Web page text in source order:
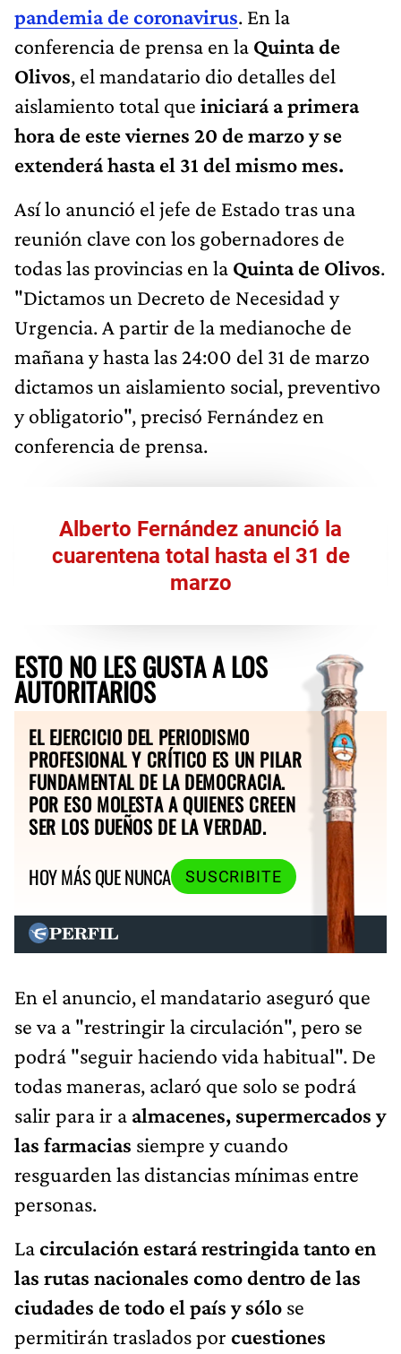
pandemia de coronavirus. En la
conferencia de prensa en la Quinta de
Olivos, el mandatario dio detalles del
aislamiento total que iniciará a primera
hora de este viernes 20 de marzo y se
extenderá hasta el 31 del mismo mes.
Así lo anunció el jefe de Estado tras una
reunión clave con los gobernadores de
todas las provincias en la Quinta de Olivos.
"Dictamos un Decreto de Necesidad y
Urgencia. A partir de la medianoche de
mañana y hasta las 24:00 del 31 de marzo
dictamos un aislamiento social, preventivo
y obligatorio", precisó Fernández en
conferencia de prensa.
Alberto Fernández anunció la
cuarentena total hasta el 31 de
marzo
ESTO NO LES GUSTA A LOS
AUTORITARIOS
EL EJERCICIO DEL PERIODISMO
PROFESIONAL Y CRÍTICO ES UN PILAR
FUNDAMENTAL DE LA DEMOCRACIA.
POR ESO MOLESTA A QUIENES CREEN
SER LOS DUEÑOS DE LA VERDAD.
HOY MÁS QUE NUNCA
SUSCRIBITE
En el anuncio, el mandatario aseguró que
se va a "restringir la circulación", pero se
podrá "seguir haciendo vida habitual". De
todas maneras, aclaró que solo se podrá
salir para ir a almacenes, supermercados y
las farmacias siempre y cuando
resguarden las distancias mínimas entre
personas.
Lacirculación estará restringida tanto en
las rutas nacionales como dentro de las
ciudades de todo el país y sólo se
permitirán traslados por cuestiones